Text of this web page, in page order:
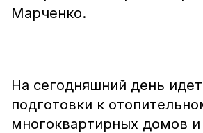
Марченко.
На сегодняшний день
подготовки к
многоквартирных домов